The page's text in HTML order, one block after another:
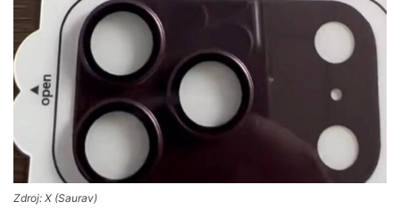
Zdroj: X (Saurav)